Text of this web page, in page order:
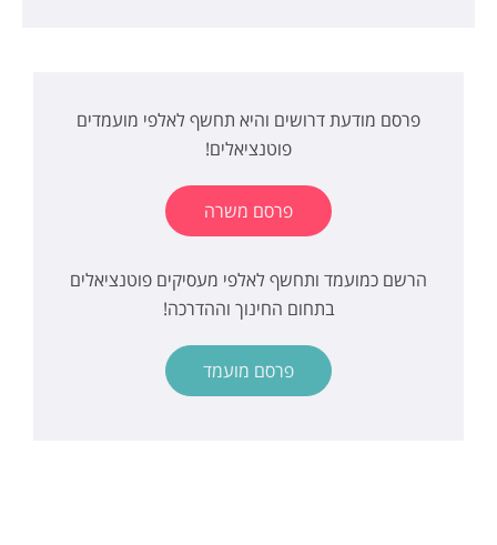
פרסם מודעת דרושים והיא תחשף לאלפי מועמדים
פוטנציאלים!
פרסם משרה
הרשם כמועמד ותחשף לאלפי מעסיקים פוטנציאלים
בתחום החינוך וההדרכה!
פרסם מועמד